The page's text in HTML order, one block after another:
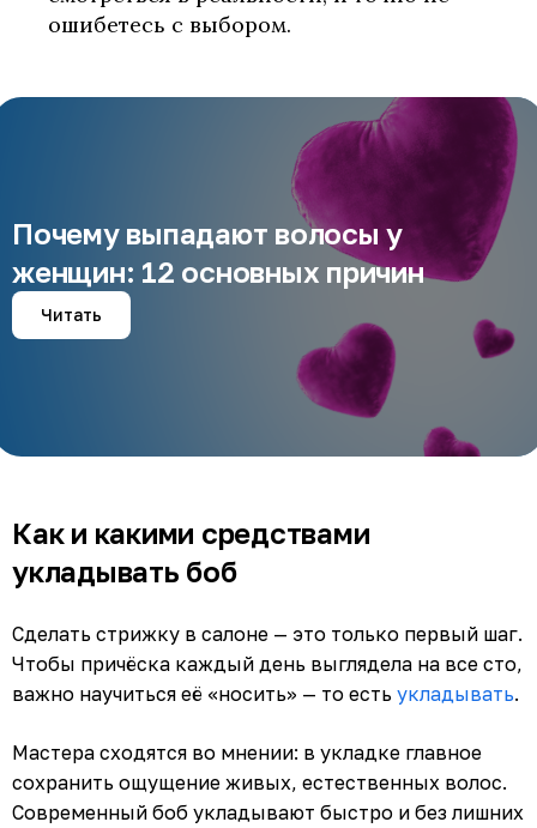
ошибетесь с выбором.
Почему выпадают волосы у
женщин: 12 основных причин
Читать
Как и какими средствами
укладывать боб
Сделать стрижку в салоне — это только первый шаг.
Чтобы причёска каждый день выглядела на все сто,
важно научиться её «носить» — то есть укладывать.
Мастера сходятся во мнении: в укладке главное
сохранить ощущение живых, естественных волос.
Современный боб укладывают быстро и без лишних